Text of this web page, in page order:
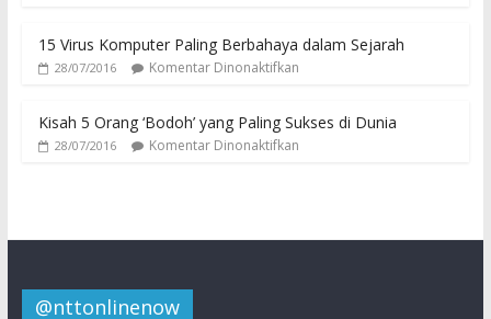
15 Virus Komputer Paling Berbahaya dalam Sejarah
28/07/2016 Komentar Dinonaktifkan
Kisah 5 Orang ‘Bodoh’ yang Paling Sukses di Dunia
28/07/2016 Komentar Dinonaktifkan
@nttonlinenow